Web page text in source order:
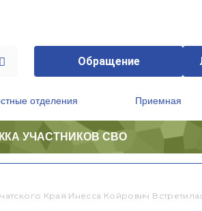
Обращение
отделения Приемная
УЧАСТНИКОВ СВО
Края Инесса Койрович